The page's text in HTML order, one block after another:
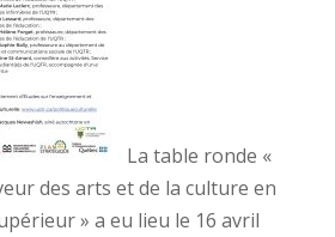
La table ronde «
des arts et de la culture en
» a eu lieu le 16 avril